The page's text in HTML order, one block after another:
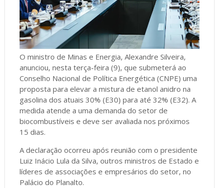
O ministro de Minas e Energia, Alexandre Silveira,
anunciou, nesta terça-feira (9), que submeterá ao
Conselho Nacional de Política Energética (CNPE) uma
proposta para elevar a mistura de etanol anidro na
gasolina dos atuais 30% (E30) para até 32% (E32). A
medida atende a uma demanda do setor de
biocombustíveis e deve ser avaliada nos próximos
15 dias.
A declaração ocorreu após reunião com o presidente
Luiz Inácio Lula da Silva, outros ministros de Estado e
líderes de associações e empresários do setor, no
Palácio do Planalto.